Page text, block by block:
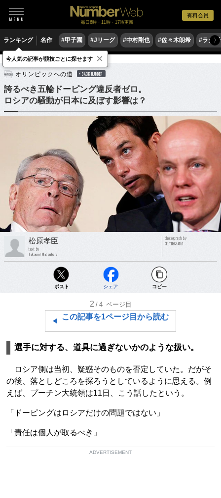
有料会員
毎日6時・11時・17時更新
ランキング 名作 #甲子園 #Jリーグ #中村剛也 #佐々木朗希 #ラグ〉
陸上 マラソン
オリンピックへの道 BACK NUMBER
誇るべき五輪ドーピング違反者ゼロ。
ロシアの騒動が日本に及ぼす影響は？
松原孝臣
text by
Takaomi Matsubara
photograph by
REUTERS/AFLO
ポスト シェア コピー
2 /4 ページ目
この記事を1ページ目から読む
選手に対する、道具に過ぎないかのような扱い。
ロシア側は当初、疑惑そのものを否定していた。だがそ
の後、落としどころを探ろうとしているように思える。例
えば、プーチン大統領は11日、こう話したという。
「ドーピングはロシアだけの問題ではない」
「責任は個人が取るべき」
ADVERTISEMENT
今人気の記事が競技ごとに探せます ×